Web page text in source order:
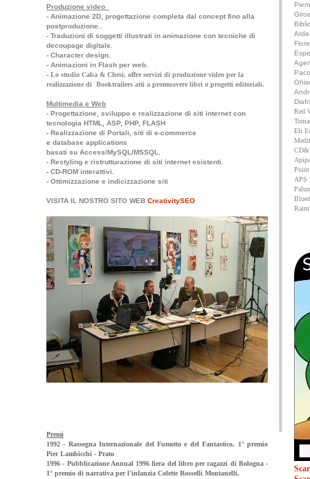
Produzione video
- Animazione 2D, progettazione completa dal concept fino alla
postproduzione..
- Traduzioni di soggetti illustrati in animazione con tecniche di
decoupage digitale.
- Character design.
- Animazioni in Flash per web.
- Lo studio Caba & Chesi, offre servizi di produzione video per la
realizzazione di Booktrailers atti a promuovere libri o progetti editoriali.
Multimedia e Web
- Progettazione, sviluppo e realizzazione di siti internet con
tecnologia HTML, ASP, PHP, FLASH
- Realizzazione di Portali, siti di e-commerce
e database applications
basati su Access/MySQL/MSSQL.
- Restyling e ristrutturazione di siti internet esistenti.
- CD-ROM interattivi.
- Ottimizzazione e indicizzazione siti
VISITA IL NOSTRO SITO WEB CreativitySEO
Premi
1992 - Rassegna Internazionale del Fumetto e del Fantastico, 1° premio
Pier Lambicchi - Prato
1996 - Pubblicazione Annual 1996 fiera del libro per ragazzi di Bologna -
1° premio di narrativa per l'infanzia Colette Rosselli Montanelli.
Red
Eli
APS